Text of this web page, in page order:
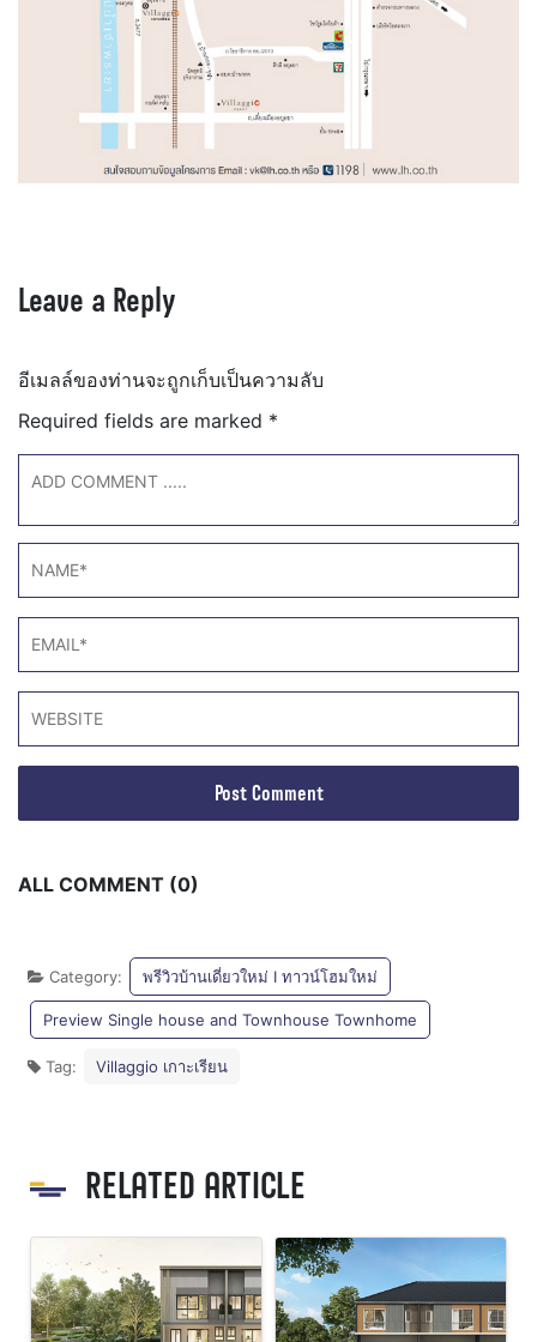
Leave a Reply
อีเมลล์ของท่านจะถูกเก็บเป็นความลับ
Required fields are marked *
ALL COMMENT (0)
Category: พรีวิวบ้านเดี่ยวใหม่ I ทาวน์โฮมใหม่
Preview Single house and Townhouse Townhome
Tag: Villaggio เกาะเรียน
RELATED ARTICLE